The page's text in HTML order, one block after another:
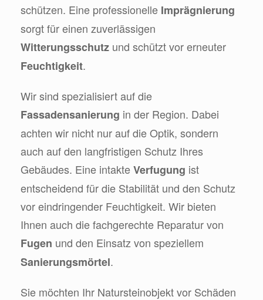
schützen. Eine professionelle Imprägnierung
sorgt für einen zuverlässigen
Witterungsschutz und schützt vor erneuter
Feuchtigkeit.
Wir sind spezialisiert auf die
Fassadensanierung in der Region. Dabei
achten wir nicht nur auf die Optik, sondern
auch auf den langfristigen Schutz Ihres
Gebäudes. Eine intakteVerfugung ist
entscheidend für die Stabilität und den Schutz
vor eindringender Feuchtigkeit. Wir bieten
Ihnen auch die fachgerechte Reparatur von
Fugen und den Einsatz von speziellem
Sanierungsmörtel.
Sie möchten Ihr Natursteinobjekt vor Schäden